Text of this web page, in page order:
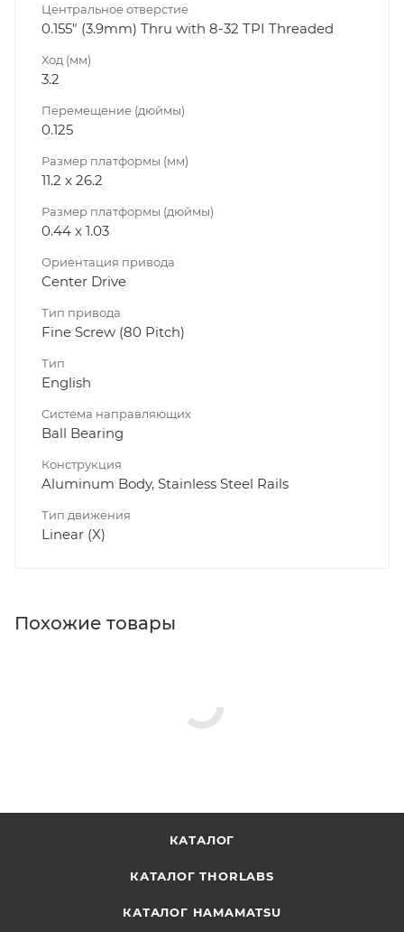
Центральное отверстие
0.155" (3.9mm) Thru with 8-32 TPI Threaded
Ход (мм)
3.2
Перемещение (дюймы)
0.125
Размер платформы (мм)
11.2 x 26.2
Размер платформы (дюймы)
0.44 x 1.03
Ориентация привода
Center Drive
Тип привода
Fine Screw (80 Pitch)
Тип
English
Система направляющих
Ball Bearing
Конструкция
Aluminum Body, Stainless Steel Rails
Тип движения
Linear (X)
Похожие товары
КАТАЛОГ
КАТАЛОГ THORLABS
КАТАЛОГ HAMAMATSU